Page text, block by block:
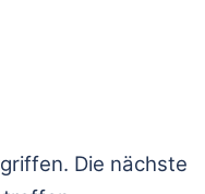
Die nächste